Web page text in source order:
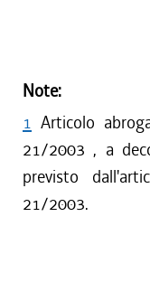
Note:
1 Articolo
21/2003 , a
previsto
21/2003.